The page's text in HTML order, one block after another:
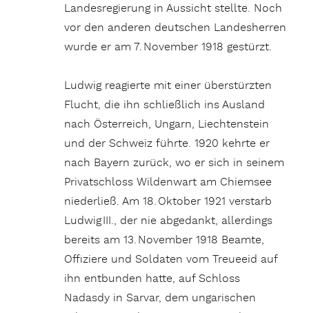
Landesregierung in Aussicht stellte. Noch
vor den anderen deutschen Landesherren
wurde er am 7. November 1918 gestürzt.
Ludwig reagierte mit einer überstürzten
Flucht, die ihn schließlich ins Ausland
nach Österreich, Ungarn, Liechtenstein
und der Schweiz führte. 1920 kehrte er
nach Bayern zurück, wo er sich in seinem
Privatschloss Wildenwart am Chiemsee
niederließ. Am 18. Oktober 1921 verstarb
Ludwig III., der nie abgedankt, allerdings
bereits am 13. November 1918 Beamte,
Offiziere und Soldaten vom Treueeid auf
ihn entbunden hatte, auf Schloss
Nadasdy in Sarvar, dem ungarischen